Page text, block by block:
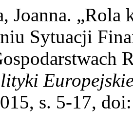
Joanna. „Rola
Sytuacji
s. 5-17,